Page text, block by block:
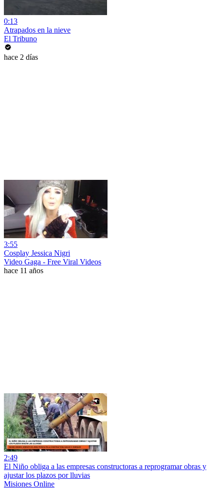
0:13
Atrapados en la nieve
El Tribuno
hace 2 días
3:55
Cosplay Jessica Nigri
Video Gaga - Free Viral Videos
hace 11 años
2:49
El Niño obliga a las empresas constructoras a reprogramar obras y
ajustar los plazos por lluvias
Misiones Online